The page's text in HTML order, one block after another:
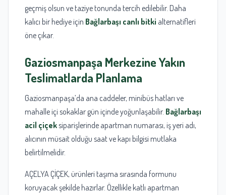
geçmiş olsun ve taziye tonunda tercih edilebilir. Daha
kalıcı bir hediye için Bağlarbaşı canlı bitki alternatifleri
öne çıkar.
Gaziosmanpaşa Merkezine Yakın
Teslimatlarda Planlama
Gaziosmanpaşa’da ana caddeler, minibüs hatları ve
mahalle içi sokaklar gün içinde yoğunlaşabilir. Bağlarbaşı
acil çiçeksiparişlerinde apartman numarası, iş yeri adı,
alıcının müsait olduğu saat ve kapı bilgisi mutlaka
belirtilmelidir.
AÇELYA ÇİÇEK, ürünleri taşıma sırasında formunu
koruyacak şekilde hazırlar. Özellikle katlı apartman